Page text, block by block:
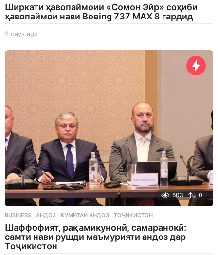
Ширкати ҳавопаймоии «Сомон Эйр» соҳиби
ҳавопаймои нави Boeing 737 MAX 8 гардид
2 days ago
a
503 0
BUSINESS АНДОЗ ,КУМИТАИ АНДОЗ ,ТОҶИКИСТОН
Шаффофият, рақамикунонӣ, самаранокӣ:
самти нави рушди маъмурияти андоз дар
Тоҷикистон